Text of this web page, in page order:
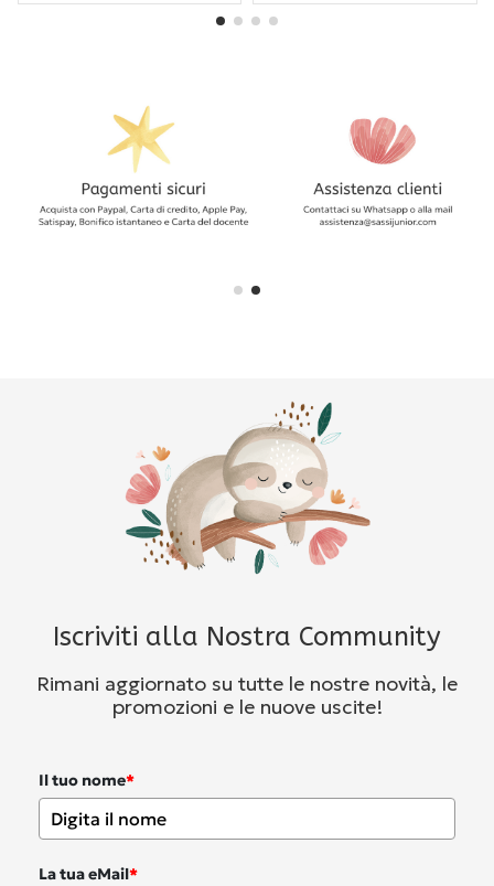
Iscriviti alla Nostra Community
Rimani aggiornato su tutte le nostre novità, le
promozioni e le nuove uscite!
Il tuo nome*
La tua eMail*